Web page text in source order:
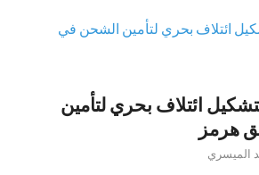
ائتلاف بحري لتأمين
هرمز
الميسري